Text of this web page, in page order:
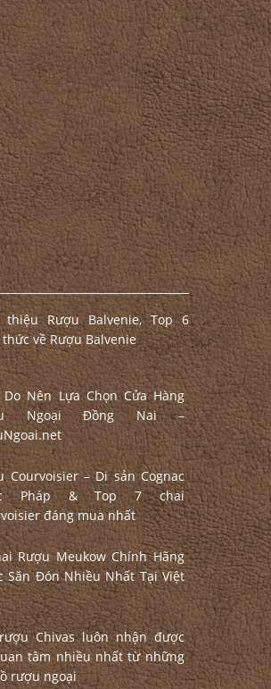
thiệu Rượu Balvenie, Top 6
về Rượu Balvenie
Nên Lựa Chọn Cửa Hàng
Ngoại Đồng Nai –
Courvoisier – Di sản Cognac
Pháp & Top 7 chai
đáng mua nhất
Rượu Meukow Chính Hãng
Săn Đón Nhiều Nhất Tại Việt
Chivas luôn nhận được
tâm nhiều nhất từ những
rượu ngoại